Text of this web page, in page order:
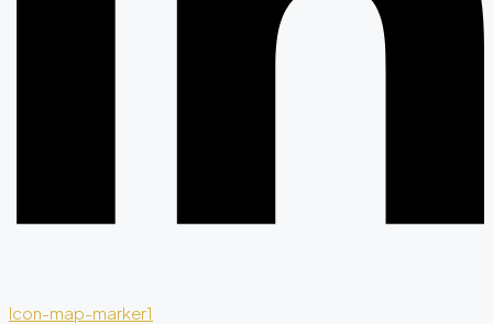
Icon-map-marker1